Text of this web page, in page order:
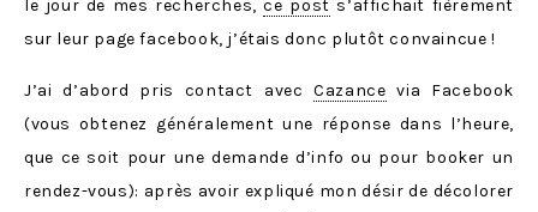
le jour de mes recherches,ce post s’affichait fièrement
sur leur page facebook, j’étais donc plutôt convaincue !
J’ai d’abord pris contact avecCazance via Facebook
(vous obtenez généralement une réponse dans l’heure,
que ce soit pour une demande d’info ou pour booker un
rendez-vous): après avoir expliqué mon désir de décolorer